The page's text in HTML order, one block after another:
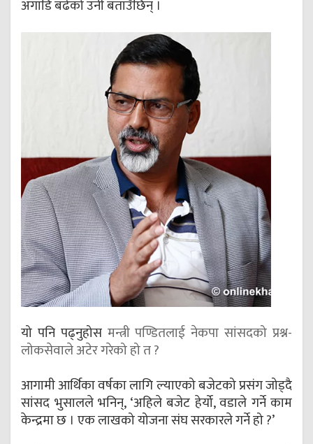
अगाडि बढेको उनी बताउँछिन् ।
यो पनि पढ्नुहोस मन्त्री पण्डितलाई नेकपा सांसदको प्रश्न-
लोकसेवाले अटेर गरेको हो त ?
आगामी आर्थिका वर्षका लागि ल्याएको बजेटको प्रसंग जोड्दै
सांसद भुसालले भनिन्, ‘अहिले बजेट हेर्यो, वडाले गर्ने काम
केन्द्रमा छ । एक लाखको योजना संघ सरकारले गर्ने हो ?’